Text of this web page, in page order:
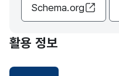
Schema.org
활용 정보